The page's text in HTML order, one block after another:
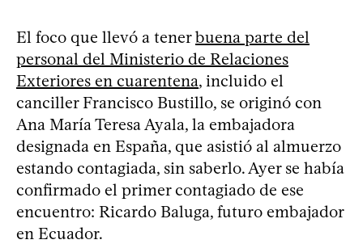
El foco que llevó a tenerbuena parte del
personal del Ministerio de Relaciones
Exteriores en cuarentena, incluido el
canciller Francisco Bustillo, se originó con
Ana María Teresa Ayala, la embajadora
designada en España, que asistió al almuerzo
estando contagiada, sin saberlo. Ayer se había
confirmado el primer contagiado de ese
encuentro: Ricardo Baluga, futuro embajador
en Ecuador.